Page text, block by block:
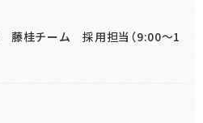
桂チーム 採用担当（9:00～1